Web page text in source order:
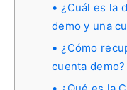
¿Cuál es la
demo y una
¿Cómo
cuenta demo?